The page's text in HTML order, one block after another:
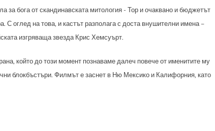
за бога от скандинавската митология - Тор и очаквано и бюджетът
оглед на това, и кастът разполага с доста внушителни имена –
изгряваща звезда Крис Хемсуърт.
който до този момент познаваме далеч повече от именитите му
блокбъстъри. Филмът е заснет в Ню Мексико и Калифорния, като